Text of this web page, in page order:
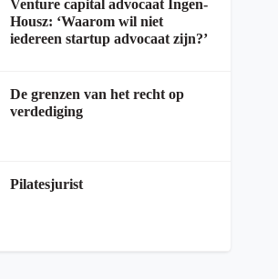
Venture capital advocaat Ingen-
Housz: ‘Waarom wil niet
iedereen startup advocaat zijn?’
De grenzen van het recht op
verdediging
Pilatesjurist